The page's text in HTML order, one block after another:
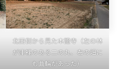
北西側から見た本證寺（左の林
が庫裡のある二の丸、右の畑に
も曲輪があった）